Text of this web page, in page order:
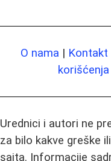
O nama | Kontakt
korišćenja
Urednici i autori ne
za bilo kakve greške
sajta. Informacije